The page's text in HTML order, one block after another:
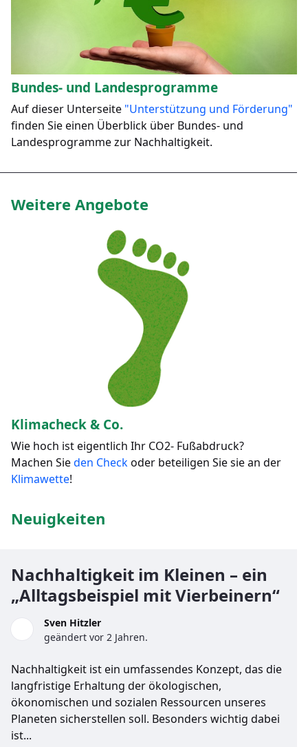
Bundes- und Landesprogramme
Auf dieser Unterseite "Unterstützung und Förderung"
finden Sie einen Überblick über Bundes- und
Landesprogramme zur Nachhaltigkeit.
Weitere Angebote
Klimacheck & Co.
Wie hoch ist eigentlich Ihr CO2- Fußabdruck?
Machen Sieden Checkoder beteiligen Sie sie an der
Klimawette!
Neuigkeiten
Nachhaltigkeit im Kleinen – ein
„Alltagsbeispiel mit Vierbeinern“
Sven Hitzler
geändert vor 2 Jahren.
Nachhaltigkeit ist ein umfassendes Konzept, das die
langfristige Erhaltung der ökologischen,
ökonomischen und sozialen Ressourcen unseres
Planeten sicherstellen soll. Besonders wichtig dabei
ist...